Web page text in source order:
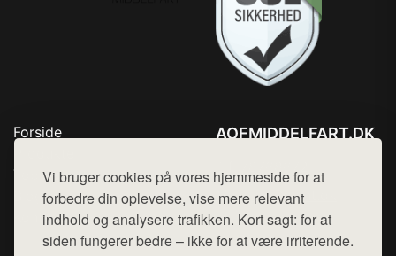
Vi bruger cookies på vores hjemmeside for at
forbedre din oplevelse, vise mere relevant
indhold og analysere trafikken. Kort sagt: for at
siden fungerer bedre – ikke for at være irriterende.
Forside
Top Rabatter
Blog
Kontakt
AOFMIDDELFART.DK
Mail: hej@want.dk
Cookie- og privatlivspolitik